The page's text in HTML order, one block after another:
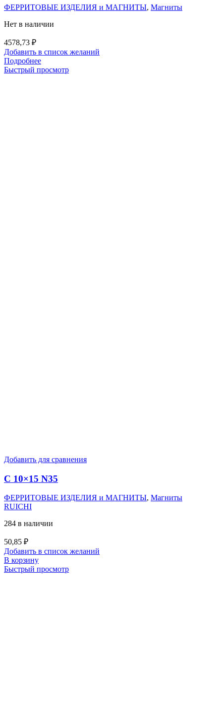
ФЕРРИТОВЫЕ ИЗДЕЛИЯ и МАГНИТЫ, Магниты
Нет в наличии
4578,73 ₽
Добавить в список желаний
Подробнее
Быстрый просмотр
Добавить для сравнения
C 10×15 N35
ФЕРРИТОВЫЕ ИЗДЕЛИЯ и МАГНИТЫ, Магниты
RUICHI
284 в наличии
50,85 ₽
Добавить в список желаний
В корзину
Быстрый просмотр